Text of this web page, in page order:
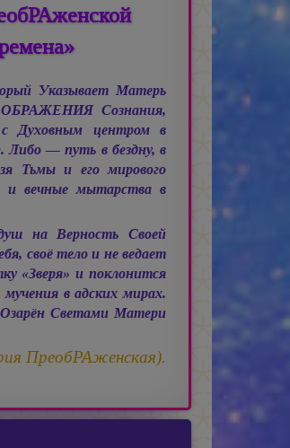
Указывает Матерь
Сознания,
Духовным центром в
— путь в бездну, в
Тьмы и его мирового
и вечные мытарства в
на Верность Своей
своё тело и не ведает
«Зверя» и поклонится
в адских мирах.
Светами Матери
ПреобРАженская).